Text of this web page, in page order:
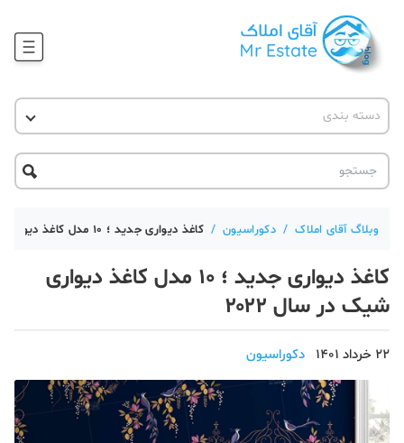
آموزش املاک
حقوقی
آکادمی
دسته بندی
آقای مشاور املاک
آکادمی آقای املاک
آموزش املاک
آموزش پلتفرم آقای املاک
اخبار مسکن
تحلیل مسکن
دکوراسیون
وبلاگ آقای املاک / دکوراسیون / کاغذ دیواری جدید ؛ ۱۰ مدل کاغذ دیواری شیک در سال ۲۰۲۲
کاغذ دیواری جدید ؛ ۱۰ مدل کاغذ دیواری
شیک در سال ۲۰۲۲
22 خرداد 1401 دکوراسیون